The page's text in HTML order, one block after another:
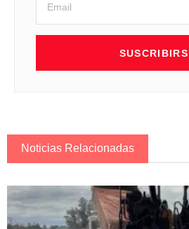
Noticias Relacionadas